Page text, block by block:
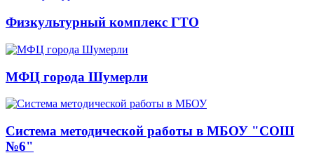
Физкультурный комплекс ГТО
МФЦ города Шумерли
Система методической работы в МБОУ "СОШ
№6"